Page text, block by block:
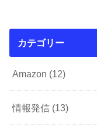
カテゴリー
Amazon (12)
情報発信 (13)